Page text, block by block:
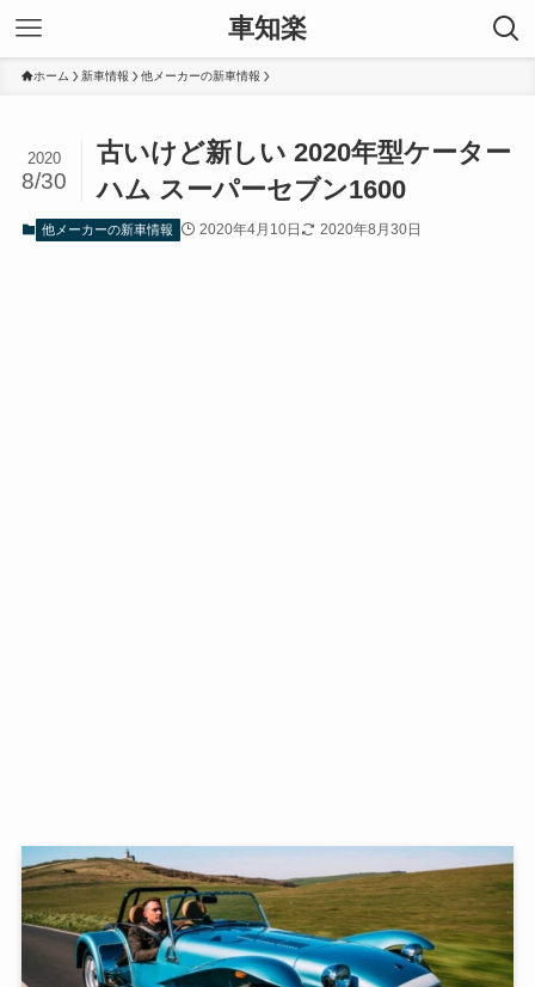
車知楽
ホーム 新車情報 他メーカーの新車情報
古いけど新しい 2020年型ケーター
ハム スーパーセブン1600
2020
8/30
他メーカーの新車情報 2020年4月10日 2020年8月30日